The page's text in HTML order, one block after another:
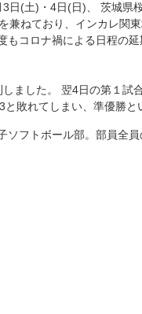
(土)・4日(日)、 茨城県
兼ねており、インカレ関
コロナ禍による日程の延
ました。 翌4日の第１試
と敗れてしまい 、準優勝
ソフトボール部。部員全